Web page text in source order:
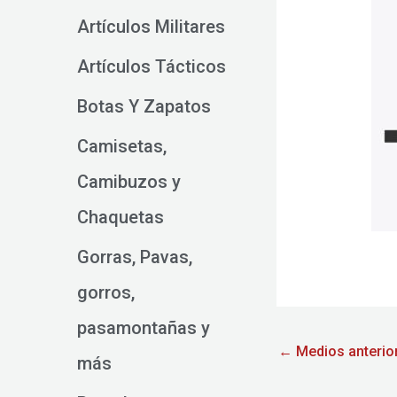
Artículos Militares
Artículos Tácticos
Botas Y Zapatos
Camisetas,
Camibuzos y
Chaquetas
Gorras, Pavas,
gorros,
pasamontañas y
más
← Medios